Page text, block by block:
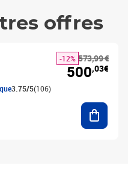
offres
3.75/5(106)
573,99 €
-12%
500,03€